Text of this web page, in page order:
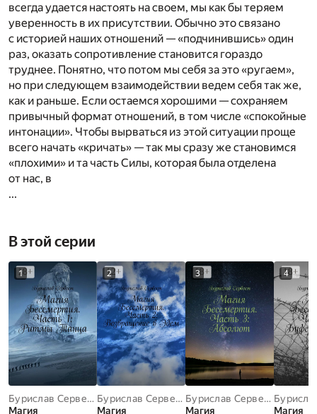
всегда удается настоять на своем, мы как бы теряем
уверенность в их присутствии. Обычно это связано
с историей наших отношений — «подчинившись» один
раз, оказать сопротивление становится гораздо
труднее. Понятно, что потом мы себя за это «ругаем»,
но при следующем взаимодействии ведем себя так же,
как и раньше. Если остаемся хорошими — сохраняем
привычный формат отношений, в том числе «спокойные
интонации». Чтобы вырваться из этой ситуации проще
всего начать «кричать» — так мы сразу же становимся
«плохими» и та часть Силы, которая была отделена
от нас, в
...
В этой серии
1
Бурислав Сервест
Магия
2
Бурислав Сервест
Магия
3
Бурислав Сервест
Магия
4
Магия